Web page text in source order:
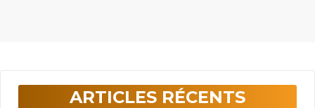
ARTICLES RÉCENTS